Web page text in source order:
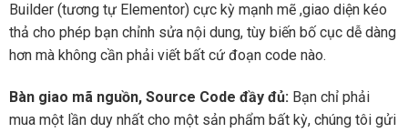
Builder (tương tự Elementor) cực kỳ mạnh mẽ ,giao diện kéo
thả cho phép bạn chỉnh sửa nội dung, tùy biến bố cục dễ dàng
hơn mà không cần phải viết bất cứ đoạn code nào.
Bàn giao mã nguồn, Source Code đầy đủ: Bạn chỉ phải
mua một lần duy nhất cho một sản phẩm bất kỳ, chúng tôi gửi